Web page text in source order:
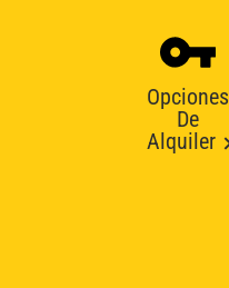
Opciones
De
Alquiler